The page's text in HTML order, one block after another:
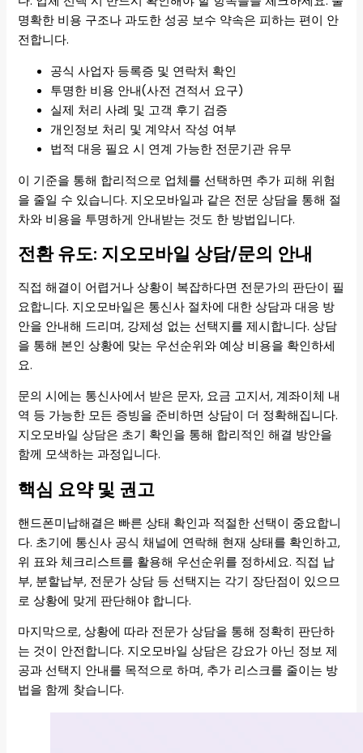
명확한 비용 구조나 과도한 성공 보수 약속은 피하는 편이 안
전합니다.
공식 사업자 등록증 및 연락처 확인
투명한 비용 안내(사전 견적서 요구)
실제 처리 사례 및 고객 후기 검증
개인정보 처리 및 계약서 작성 여부
법적 대응 필요 시 연계 가능한 전문기관 유무
이 기준을 통해 합리적으로 업체를 선택하면 추가 피해 위험
을 줄일 수 있습니다. 지오모바일과 같은 전문 상담을 통해 절
차와 비용을 투명하게 안내받는 것도 한 방법입니다.
전환 유도: 지오모바일 상담/문의 안내
직접 해결이 어렵거나 상황이 복잡하다면 전문가의 판단이 필
요합니다. 지오모바일은 통신사 절차에 대한 상담과 대응 방
안을 안내해 드리며, 강제성 없는 선택지를 제시합니다. 상담
을 통해 본인 상황에 맞는 우선순위와 예상 비용을 확인하세
요.
문의 시에는 통신사에서 받은 문자, 요금 고지서, 계좌이체 내
역 등 가능한 모든 증빙을 준비하면 상담이 더 정확해집니다.
지오모바일 상담은 초기 확인을 통해 합리적인 해결 방안을
함께 모색하는 과정입니다.
핵심 요약 및 권고
핸드폰미납해결은 빠른 상태 확인과 적절한 선택이 중요합니
다. 초기에 통신사 공식 채널에 연락해 현재 상태를 확인하고,
위 표와 체크리스트를 활용해 우선순위를 정하세요. 직접 납
부, 분할납부, 전문가 상담 등 선택지는 각기 장단점이 있으므
로 상황에 맞게 판단해야 합니다.
마지막으로, 상황에 따라 전문가 상담을 통해 정확히 판단하
는 것이 안전합니다. 지오모바일 상담은 강요가 아닌 정보 제
공과 선택지 안내를 목적으로 하며, 추가 리스크를 줄이는 방
법을 함께 찾습니다.